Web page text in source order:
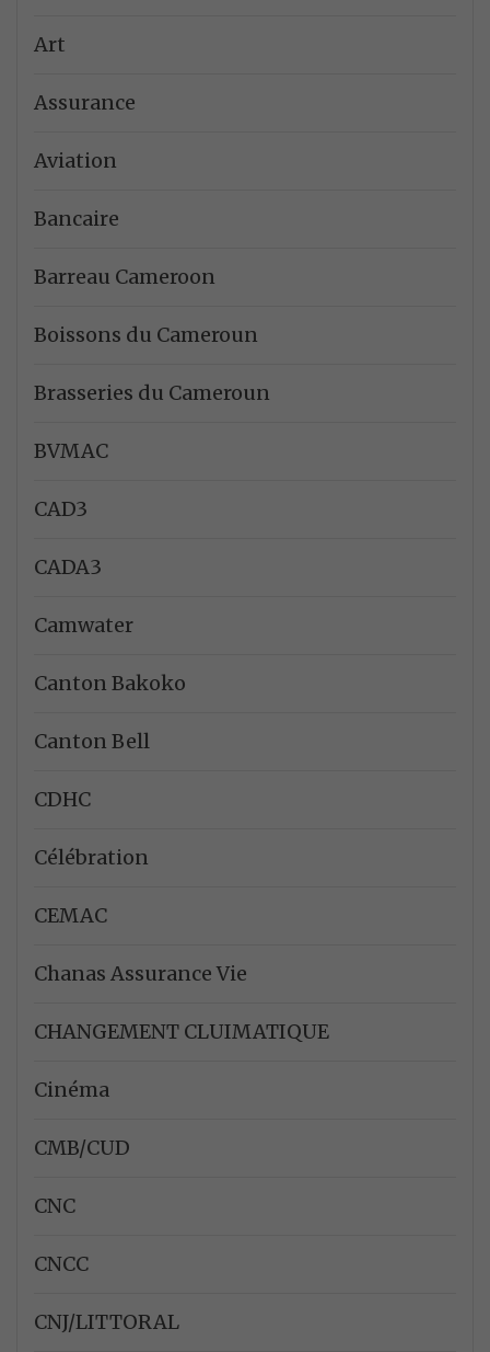
Art
Assurance
Aviation
Bancaire
Barreau Cameroon
Boissons du Cameroun
Brasseries du Cameroun
BVMAC
CAD3
CADA3
Camwater
Canton Bakoko
Canton Bell
CDHC
Célébration
CEMAC
Chanas Assurance Vie
CHANGEMENT CLUIMATIQUE
Cinéma
CMB/CUD
CNC
CNCC
CNJ/LITTORAL